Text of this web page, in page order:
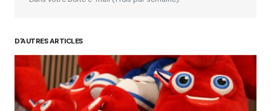
D'AUTRES ARTICLES